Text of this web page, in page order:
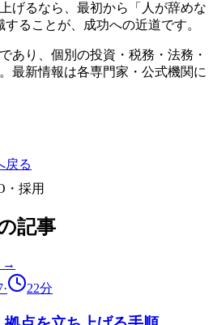
げるなら、最初から「人が辞めな
ることが、成功への近道です。
あり、個別の投資・税務・法務・
最新情報は各専門家・公式機関に
戻る
・採用
記事
→
· 22分